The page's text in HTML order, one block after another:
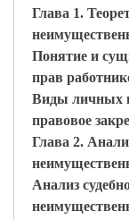
Глава 1.
Понятие и
прав
Виды личных
правовое
Глава 2.
Анализ